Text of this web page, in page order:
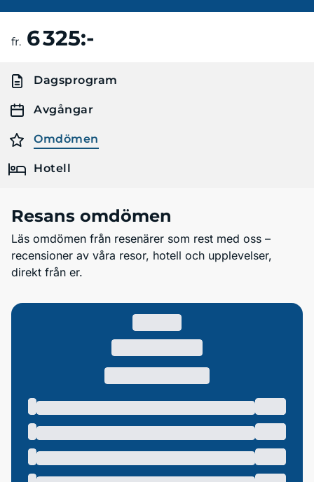
fr. 6 325:-
Dagsprogram
Avgångar
Omdömen
Hotell
Resans omdömen
Läs omdömen från resenärer som rest med oss –
recensioner av våra resor, hotell och upplevelser,
direkt från er.